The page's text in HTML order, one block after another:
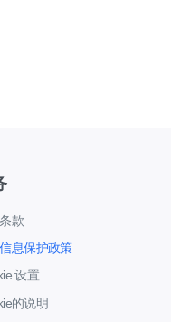
款
息保护政策
设置
的说明